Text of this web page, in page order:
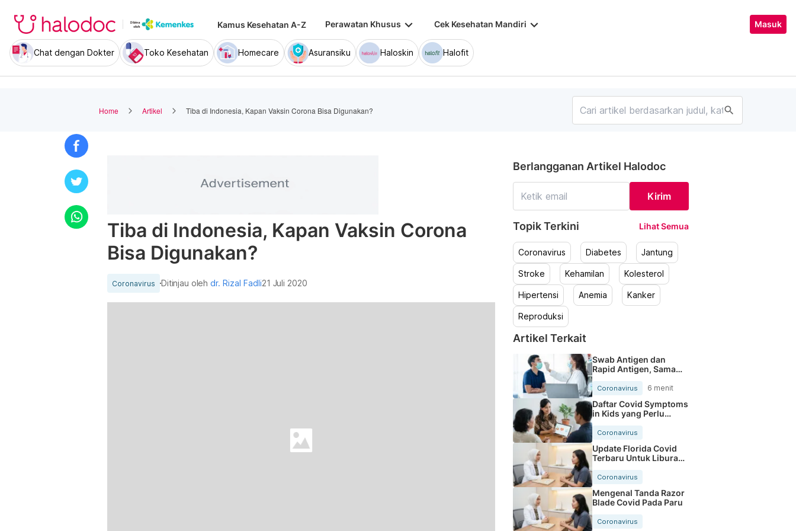
Kamus Kesehatan A-Z Perawatan Khusus keyboard_arrow_down Cek Kesehatan Mandiri keyboard_arrow_down Masuk
Chat dengan Dokter Toko Kesehatan Homecare Asuransiku Haloskin Halofit
Home Artikel Tiba di Indonesia, Kapan Vaksin Corona Bisa Digunakan? search
Tiba di Indonesia, Kapan Vaksin Corona
Bisa Digunakan?
Coronavirus Ditinjau olehdr. Rizal Fadli21 Juli 2020
Berlangganan Artikel Halodoc
Kirim
Topik Terkini Lihat Semua
Coronavirus Diabetes Jantung
Stroke Kehamilan Kolesterol
Hipertensi Anemia Kanker
Reproduksi
Artikel Terkait
Swab Antigen dan
Rapid Antigen, Sama
atau Beda?
Coronavirus 6 menit
Daftar Covid Symptoms
in Kids yang Perlu
Orang Tua Tahu
Coronavirus
Update Florida Covid
Terbaru Untuk Liburan
Coronavirus
Mengenal Tanda Razor
Blade Covid Pada Paru
Coronavirus